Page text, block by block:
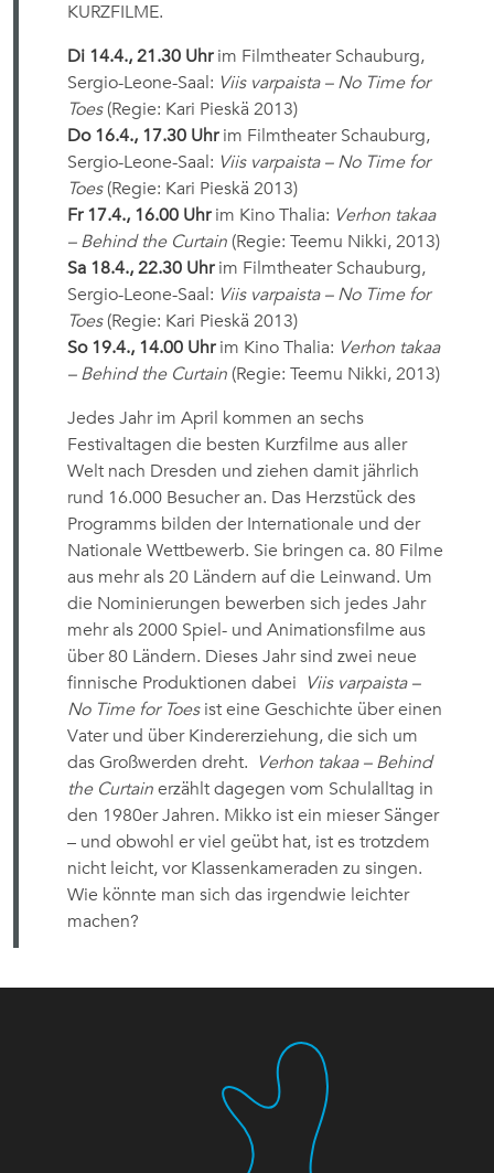
KURZFILME.
Di 14.4., 21.30 Uhrim Filmtheater Schauburg,
Sergio-Leone-Saal: Viis varpaista – No Time for
Toes(Regie: Kari Pieskä 2013)
Do 16.4., 17.30 Uhrim Filmtheater Schauburg,
Sergio-Leone-Saal: Viis varpaista – No Time for
Toes(Regie: Kari Pieskä 2013)
Fr 17.4., 16.00 Uhrim Kino Thalia: Verhon takaa
– Behind the Curtain (Regie: Teemu Nikki, 2013)
Sa 18.4., 22.30 Uhrim Filmtheater Schauburg,
Sergio-Leone-Saal: Viis varpaista – No Time for
Toes(Regie: Kari Pieskä 2013)
So 19.4., 14.00 Uhrim Kino Thalia: Verhon takaa
– Behind the Curtain (Regie: Teemu Nikki, 2013)
Jedes Jahr im April kommen an sechs
Festivaltagen die besten Kurzfilme aus aller
Welt nach Dresden und ziehen damit jährlich
rund 16.000 Besucher an. Das Herzstück des
Programms bilden der Internationale und der
Nationale Wettbewerb. Sie bringen ca. 80 Filme
aus mehr als 20 Ländern auf die Leinwand. Um
die Nominierungen bewerben sich jedes Jahr
mehr als 2000 Spiel- und Animationsfilme aus
über 80 Ländern. Dieses Jahr sind zwei neue
finnische Produktionen dabei Viis varpaista –
No Time for Toesist eine Geschichte über einen
Vater und über Kindererziehung, die sich um
das Großwerden dreht. Verhon takaa – Behind
the Curtain erzählt dagegen vom Schulalltag in
den 1980er Jahren. Mikko ist ein mieser Sänger
– und obwohl er viel geübt hat, ist es trotzdem
nicht leicht, vor Klassenkameraden zu singen.
Wie könnte man sich das irgendwie leichter
machen?